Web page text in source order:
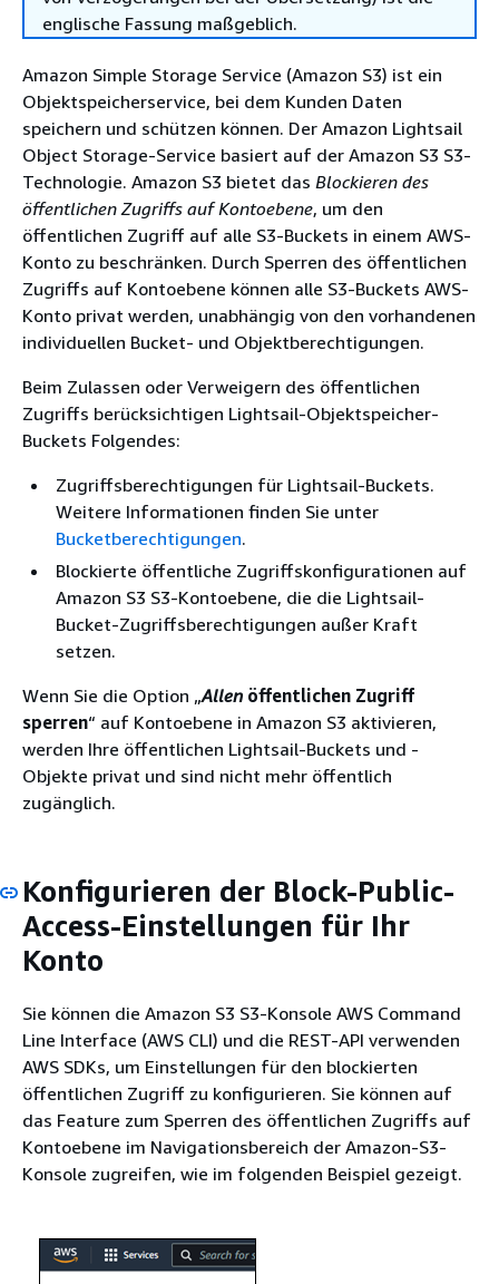
englische Fassung maßgeblich.
Amazon Simple Storage Service (Amazon S3) ist ein
Objektspeicherservice, bei dem Kunden Daten
speichern und schützen können. Der Amazon Lightsail
Object Storage-Service basiert auf der Amazon S3 S3-
Technologie. Amazon S3 bietet das Blockieren des
öffentlichen Zugriffs auf Kontoebene, um den
öffentlichen Zugriff auf alle S3-Buckets in einem AWS-
Konto zu beschränken. Durch Sperren des öffentlichen
Zugriffs auf Kontoebene können alle S3-Buckets AWS-
Konto privat werden, unabhängig von den vorhandenen
individuellen Bucket- und Objektberechtigungen.
Beim Zulassen oder Verweigern des öffentlichen
Zugriffs berücksichtigen Lightsail-Objektspeicher-
Buckets Folgendes:
Zugriffsberechtigungen für Lightsail-Buckets.
Weitere Informationen finden Sie unter
Bucketberechtigungen.
Blockierte öffentliche Zugriffskonfigurationen auf
Amazon S3 S3-Kontoebene, die die Lightsail-
Bucket-Zugriffsberechtigungen außer Kraft
setzen.
Wenn Sie die Option „Allen öffentlichen Zugriff
sperren“ auf Kontoebene in Amazon S3 aktivieren,
werden Ihre öffentlichen Lightsail-Buckets und -
Objekte privat und sind nicht mehr öffentlich
zugänglich.
Konfigurieren der Block-Public-
Access-Einstellungen für Ihr
Konto
Sie können die Amazon S3 S3-Konsole AWS Command
Line Interface (AWS CLI) und die REST-API verwenden
AWS SDKs, um Einstellungen für den blockierten
öffentlichen Zugriff zu konfigurieren. Sie können auf
das Feature zum Sperren des öffentlichen Zugriffs auf
Kontoebene im Navigationsbereich der Amazon-S3-
Konsole zugreifen, wie im folgenden Beispiel gezeigt.